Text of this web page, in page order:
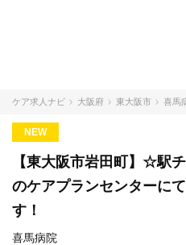
ケア求人ナビ 大阪府 東大阪市 喜馬
NEW
【東大阪市岩田町】☆駅
のケアプランセンターに
す！
喜馬病院